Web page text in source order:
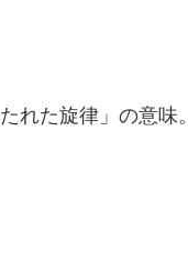
れた旋律」の意味。